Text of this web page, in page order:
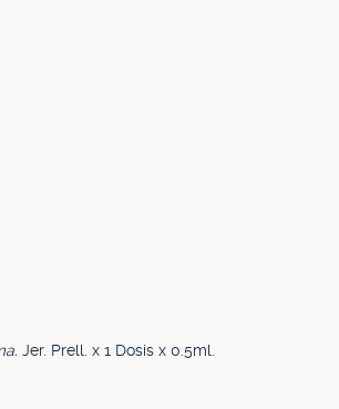
Jer. Prell. x 1 Dosis x 0.5ml.